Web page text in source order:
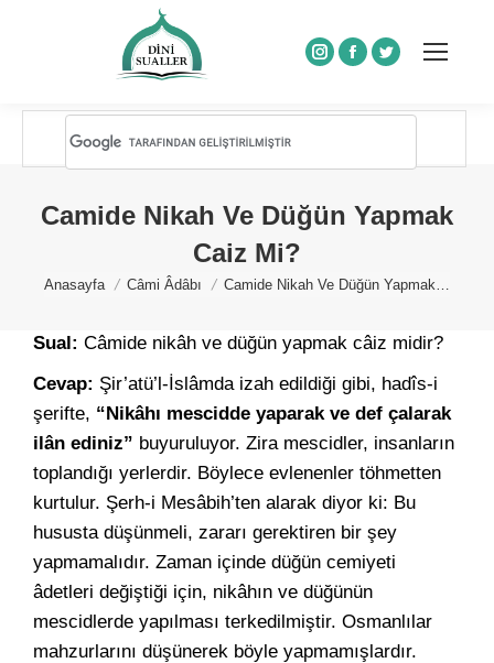
Instagram
Facebook
Twitter
Camide Nikah Ve Düğün Yapmak
Caiz Mi?
You are here:
Anasayfa Câmi Âdâbı Camide Nikah Ve Düğün Yapmak…
Sual: Câmide nikâh ve düğün yapmak câiz midir?
Cevap: Şir’atü’l-İslâmda izah edildiği gibi, hadîs-i
şerifte, “Nikâhı mescidde yaparak ve def çalarak
ilân ediniz” buyuruluyor. Zira mescidler, insanların
toplandığı yerlerdir. Böylece evlenenler töhmetten
kurtulur. Şerh-i Mesâbih’ten alarak diyor ki: Bu
hususta düşünmeli, zararı gerektiren bir şey
yapmamalıdır. Zaman içinde düğün cemiyeti
âdetleri değiştiği için, nikâhın ve düğünün
mescidlerde yapılması terkedilmiştir. Osmanlılar
mahzurlarını düşünerek böyle yapmamışlardır.